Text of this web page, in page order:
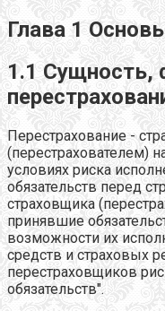
Глава 1
1.1 Сущность,
Перестрахование -
(перестрахователем)
условиях риска
обязательств перед
страховщика
принявшие
возможности их
средств и страховых
перестраховщиков
обязательств".